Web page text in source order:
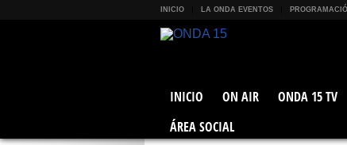
INICIO LA ONDA EVENTOS
INICIO ON AIR ONDA 15 TV
ÁREA SOCIAL